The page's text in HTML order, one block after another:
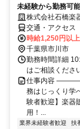
未経験から勤務可
株式会社石橋
交通・アクセス
時給1,250円以上
千葉県市川市
勤務時間詳細
はご相談くださ
仕事内容
務はじっくり学
験者歓迎】楽器
用！...
業界未経験者歓迎 扶